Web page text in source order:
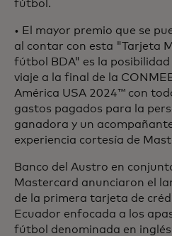
fútbol.
• El mayor premio que se
al contar con esta "Tarjeta
fútbol BDA" es la
viaje a la final de la
América USA 2024™ con
gastos pagados para la
ganadora y un
experiencia cortesía de
Banco del Austro en
Mastercard anunciaron el
de la primera tarjeta de
Ecuador enfocada a los
fútbol denominada en